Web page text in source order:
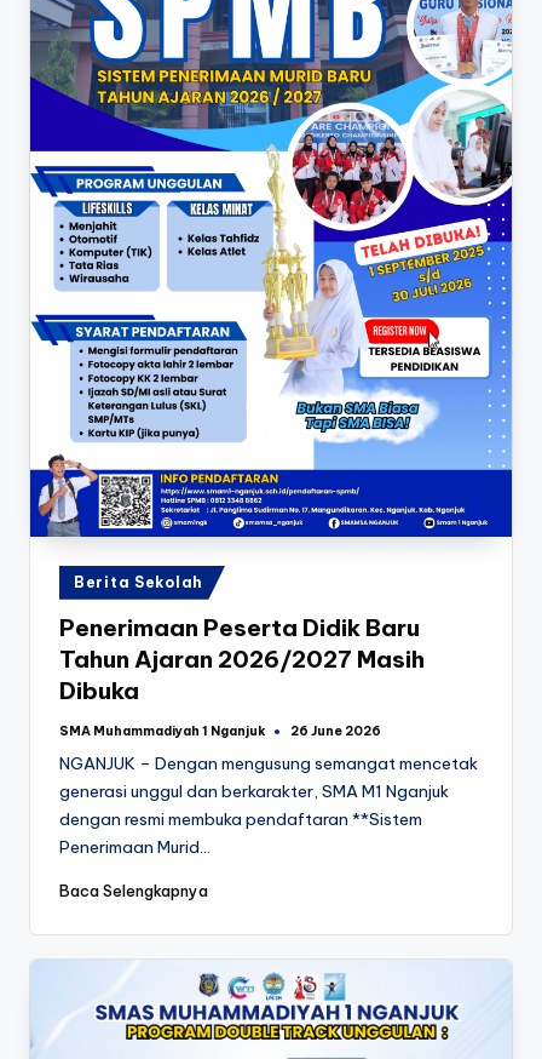
Posted
in
Berita Sekolah
Penerimaan Peserta Didik Baru
Tahun Ajaran 2026/2027 Masih
Dibuka
Posted
SMA Muhammadiyah 1 Nganjuk 26 June 2026
NGANJUK – Dengan mengusung semangat mencetak
generasi unggul dan berkarakter, SMA M1 Nganjuk
dengan resmi membuka pendaftaran **Sistem
Penerimaan Murid…
Baca Selengkapnya